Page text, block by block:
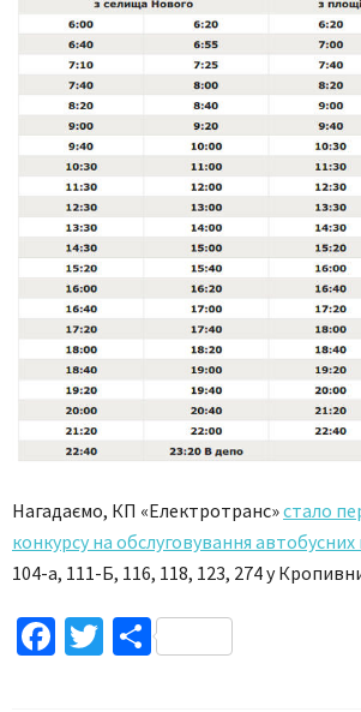
Нагадаємо, КП «Електротранс»стало
конкурсу на обслуговування
104-а, 111-Б, 116, 118, 123, 274 у
Facebook
TwitterПоділитися